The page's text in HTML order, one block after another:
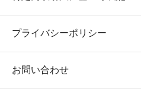
プライバシーポリシー
お問い合わせ